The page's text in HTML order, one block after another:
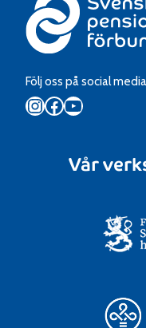
Följ oss på social media
Instagram
Facebook
YouTube
Vår